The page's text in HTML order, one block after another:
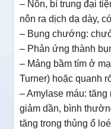
– Nôn, bí trung đại
nôn ra dịch dạ dày,
– Bụng chướng:
– Phản ứng thành
– Mảng bầm tím ở
Turner) hoặc quanh
– Amylase máu:
giảm dần, bình
tăng trong thủng ổ